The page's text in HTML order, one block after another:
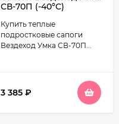
СВ-70П (-40°С)
Купить теплые
подростковые сапоги
Вездеход Умка СВ-70П...
3 385 ₽